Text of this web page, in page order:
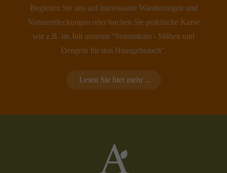
Begleiten Sie uns auf interessante Wanderungen und
Naturentdeckungen oder buchen Sie praktische Kurse
wie z.B. im Juli unseren "Sensenkurs - Mähen und
Dengeln für den Hausgebrauch".
Lesen Sie hier mehr ...